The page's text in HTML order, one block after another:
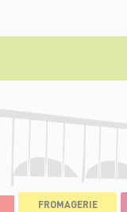
FROMAGERIE